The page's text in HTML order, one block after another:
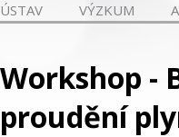
ÚSTAV VÝZKUM
Workshop -
proudění